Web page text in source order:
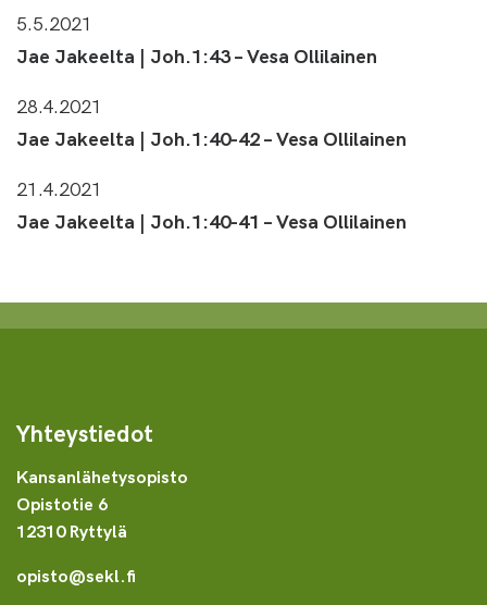
5.5.2021
Jae Jakeelta | Joh.1:43 – Vesa Ollilainen
28.4.2021
Jae Jakeelta | Joh.1:40-42 – Vesa Ollilainen
21.4.2021
Jae Jakeelta | Joh.1:40-41 – Vesa Ollilainen
Yhteystiedot
Kansanlähetysopisto
Opistotie 6
12310 Ryttylä
opisto@sekl.fi